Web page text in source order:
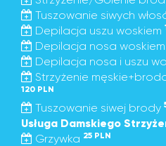
Tuszowanie siwych
Depilacja uszu woskiem
Depilacja nosa woskiem
Depilacja nosa i uszu
Strzyżenie
120 PLN
Tuszowanie siwej brody
Usługa Damskiego
Grzywka 25 PLN